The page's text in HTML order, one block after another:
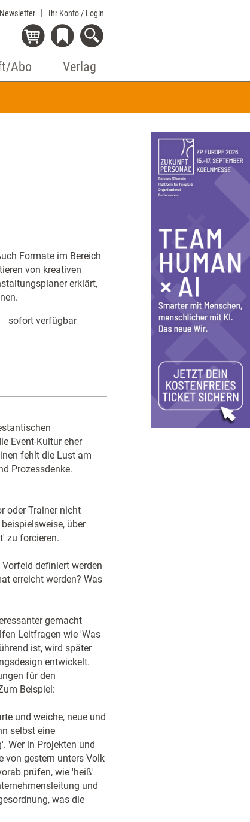
Ihr Konto / Login
Abo Verlag
Formate im Bereich
von kreativen
erklärt,
sofort verfügbar
Event-Kultur eher
fehlt die Lust am
Prozessdenke.
oder Trainer nicht
über
zu forcieren.
definiert werden
erreicht werden? Was
gemacht
Leitfragen wie 'Was
ist, wird später
entwickelt.
für den
Beispiel:
und weiche, neue und
selbst eine
Wer in Projekten und
von gestern unters Volk
prüfen, wie 'heiß'
und
was die